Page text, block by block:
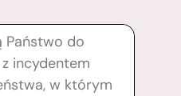
Państwo do
incydentem
w którym